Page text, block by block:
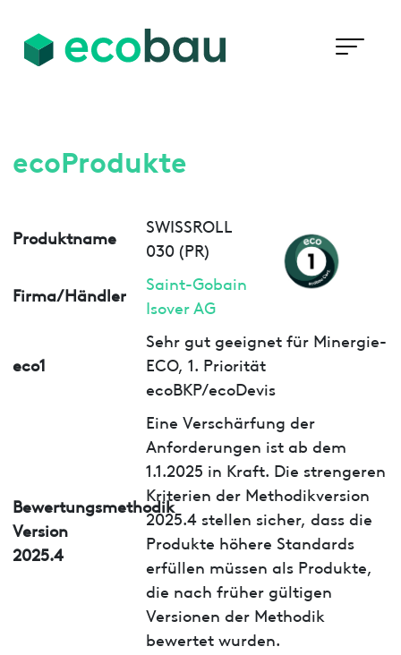
ecoProdukte
Produktname
SWISSROLL
030 (PR)
Firma/Händler
Saint-Gobain
Isover AG
eco1
Sehr gut geeignet für Minergie-
ECO, 1. Priorität
ecoBKP/ecoDevis
Bewertungsmethodik
Version
2025.4
Eine Verschärfung der
Anforderungen ist ab dem
1.1.2025 in Kraft. Die strengeren
Kriterien der Methodikversion
2025.4 stellen sicher, dass die
Produkte höhere Standards
erfüllen müssen als Produkte,
die nach früher gültigen
Versionen der Methodik
bewertet wurden.